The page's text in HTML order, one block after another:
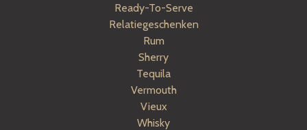
Ready-To-Serve
Relatiegeschenken
Rum
Sherry
Tequila
Vermouth
Vieux
Whisky